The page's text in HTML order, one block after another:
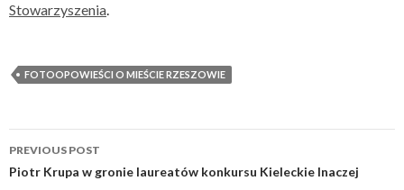
Stowarzyszenia
FOTOOPOWIEŚCI O MIEŚCIE RZESZOWIE
Post
navigation
PREVIOUS POST
Piotr Krupa w gronie laureatów konkursu Kieleckie Inaczej